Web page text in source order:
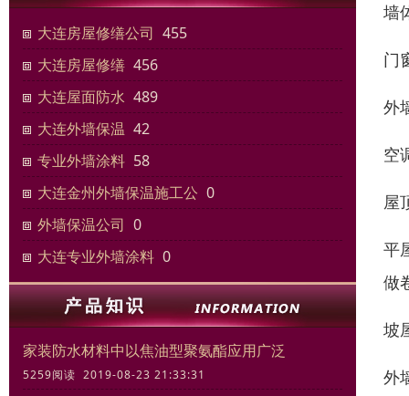
大连房屋修缮公司 455
大连房屋修缮 456
大连屋面防水 489
大连外墙保温 42
专业外墙涂料 58
大连金州外墙保温施工公 0
外墙保温公司 0
大连专业外墙涂料 0
家装防水材料中以焦油型聚氨酯应用广泛
5259阅读 2019-08-23 21:33:31
墙
门
外
空
屋
平
做
坡
外